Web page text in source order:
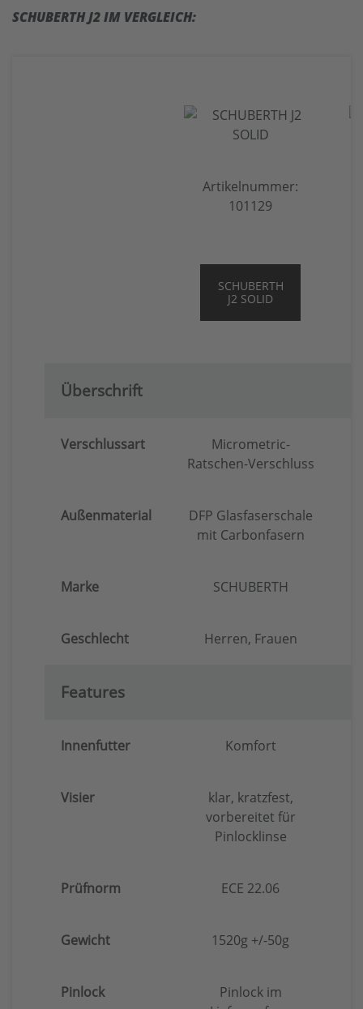
SCHUBERTH J2 IM VERGLEICH:
Artikelnummer:
101129
SCHUBERTH
J2 SOLID
Überschrift
Verschlussart
Micrometric-
Ratschen-Verschluss
Außenmaterial
DFP Glasfaserschale
mit Carbonfasern
Marke SCHUBERTH
Geschlecht Herren, Frauen
Features
Innenfutter Komfort
Visier
klar, kratzfest,
vorbereitet für
Pinlocklinse
Prüfnorm ECE 22.06
Gewicht 1520g +/-50g
Pinlock
Pinlock im